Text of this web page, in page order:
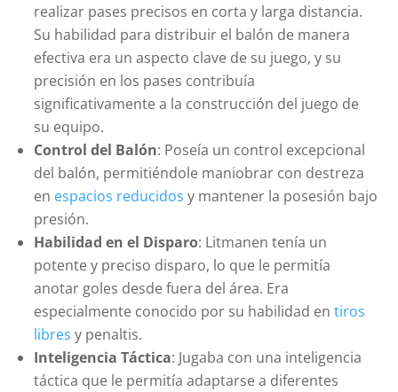
realizar pases precisos en corta y larga distancia.
Su habilidad para distribuir el balón de manera
efectiva era un aspecto clave de su juego, y su
precisión en los pases contribuía
significativamente a la construcción del juego de
su equipo.
Control del Balón: Poseía un control excepcional
del balón, permitiéndole maniobrar con destreza
en espacios reducidos y mantener la posesión bajo
presión.
Habilidad en el Disparo: Litmanen tenía un
potente y preciso disparo, lo que le permitía
anotar goles desde fuera del área. Era
especialmente conocido por su habilidad entiros
libres y penaltis.
Inteligencia Táctica: Jugaba con una inteligencia
táctica que le permitía adaptarse a diferentes